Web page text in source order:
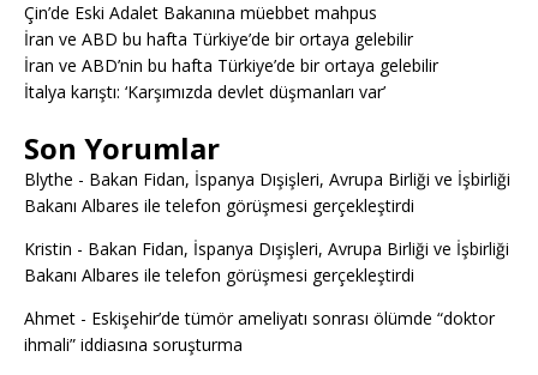
Çin’de Eski Adalet Bakanına müebbet mahpus
İran ve ABD bu hafta Türkiye’de bir ortaya gelebilir
İran ve ABD’nin bu hafta Türkiye’de bir ortaya gelebilir
İtalya karıştı: ‘Karşımızda devlet düşmanları var’
Son Yorumlar
Blythe - Bakan Fidan, İspanya Dışişleri, Avrupa Birliği ve İşbirliği
Bakanı Albares ile telefon görüşmesi gerçekleştirdi
Kristin - Bakan Fidan, İspanya Dışişleri, Avrupa Birliği ve İşbirliği
Bakanı Albares ile telefon görüşmesi gerçekleştirdi
Ahmet - Eskişehir’de tümör ameliyatı sonrası ölümde “doktor
ihmali” iddiasına soruşturma